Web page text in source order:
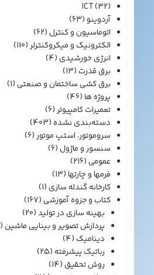
ICT(32)
آردوینو(63)
اتوماسیون و کنترل(62)
الکترونیک و میکروکنترلر(110)
انرژی خورشیدی(4)
برق قدرت(13)
برق کشی ساختمان و صنعتی(1)
پروژه ها(46)
تعمیرات کامپیوتر(6)
دسته‌بندی نشده(403)
سروموتور، استپ موتور(6)
سنسور و ماژول(6)
عمومی(216)
فرمها و چارتها(13)
کارخانه گندله سازی(1)
کتاب و جزوه آموزشی(167)
بهینه سازی در تولید(20)
پردازش تصویر و بینایی ماشین(21)
دینامیک(4)
رباتیک پیشرفته(25)
روش تحقیق(14)